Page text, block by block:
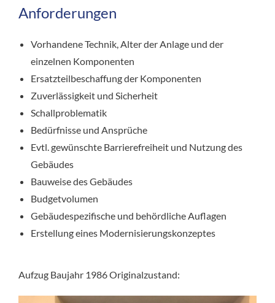
Anforderungen
Vorhandene Technik, Alter der Anlage und der
einzelnen Komponenten
Ersatzteilbeschaffung der Komponenten
Zuverlässigkeit und Sicherheit
Schallproblematik
Bedürfnisse und Ansprüche
Evtl. gewünschte Barrierefreiheit und Nutzung des
Gebäudes
Bauweise des Gebäudes
Budgetvolumen
Gebäudespezifische und behördliche Auflagen
Erstellung eines Modernisierungskonzeptes
Aufzug Baujahr 1986 Originalzustand: